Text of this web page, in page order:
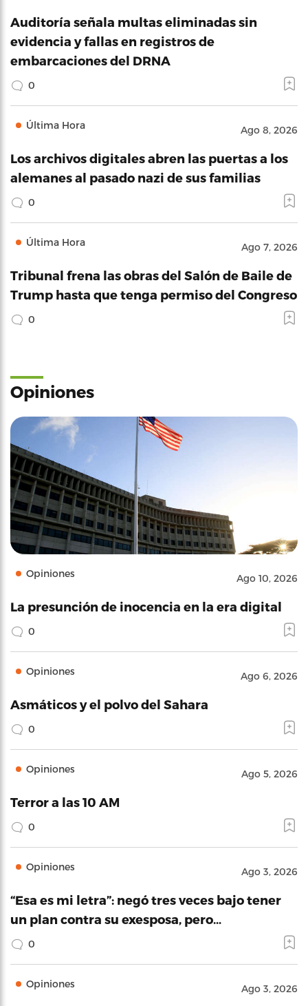
Auditoría señala multas eliminadas sin
evidencia y fallas en registros de
embarcaciones del DRNA
0
Última Hora Ago 8, 2026
Los archivos digitales abren las puertas a los
alemanes al pasado nazi de sus familias
0
Última Hora Ago 7, 2026
Tribunal frena las obras del Salón de Baile de
Trump hasta que tenga permiso del Congreso
0
Opiniones
Opiniones Ago 10, 2026
La presunción de inocencia en la era digital
0
Opiniones Ago 6, 2026
Asmáticos y el polvo del Sahara
0
Opiniones Ago 5, 2026
Terror a las 10 AM
0
Opiniones Ago 3, 2026
“Esa es mi letra”: negó tres veces bajo tener
un plan contra su exesposa, pero…
0
Opiniones Ago 3, 2026